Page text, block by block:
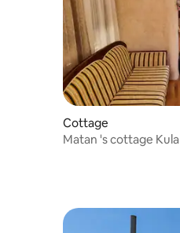
Cottage
Matan 's cottage Kula